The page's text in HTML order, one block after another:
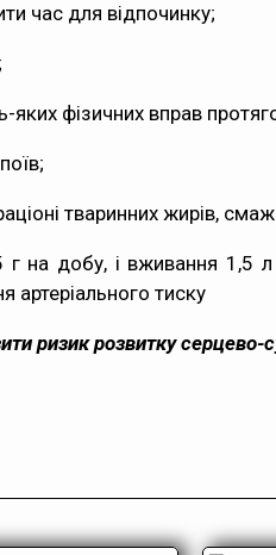
час для відпочинку;
яких фізичних вправ
тваринних жирів,
добу, і вживання 1,5 л
артеріального тиску
ризик розвитку серцево-